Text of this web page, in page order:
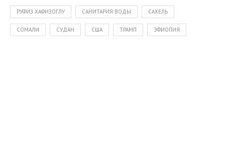
РУФИЗ ХАФИЗОГЛУ САНИТАРИЯ ВОДЫ САХЕЛЬ
СОМАЛИ СУДАН США ТРАМП ЭФИОПИЯ